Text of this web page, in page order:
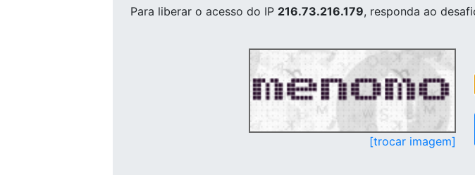
Para liberar o acesso do IP 216.73.216.179, responda ao
[trocar imagem]